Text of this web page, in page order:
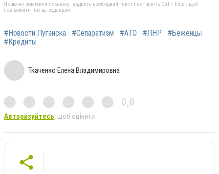
Якщо ви помітили помилку, виділіть необхідний текст і натисніть Ctrl + Enter, щоб
повідомити про це редакцію
#Новости Луганска #Сепаратизм #АТО #ЛНР
#Беженцы
#Кредиты
Ткаченко Елена Владимировна
0,0
Авторизуйтесь, щоб оцінити